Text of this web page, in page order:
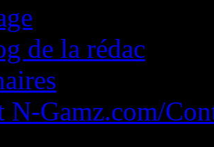
de la rédac
N-Gamz.com/